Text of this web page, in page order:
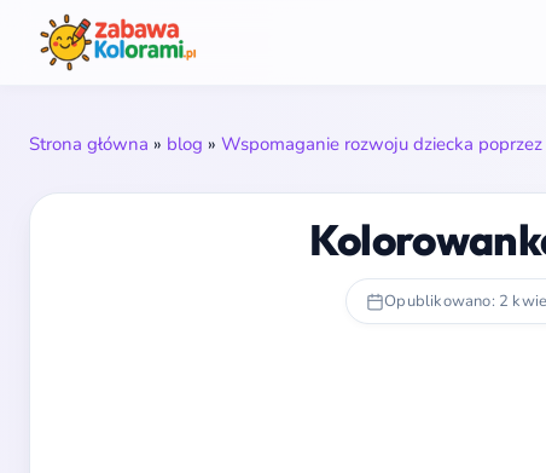
Strona główna » blog » Wspomaganie rozwoju dziecka
Opublikowano: 2